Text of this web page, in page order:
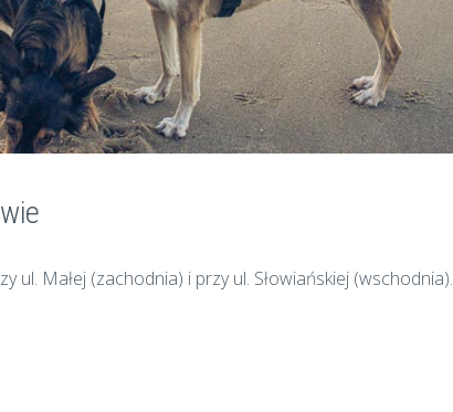
ul. Małej (zachodnia) i przy ul. Słowiańskiej (wschodnia).